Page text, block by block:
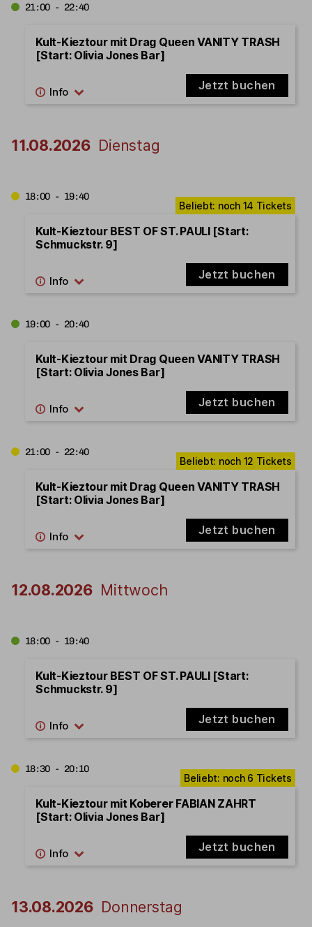
21:00 - 22:40
Kult-Kieztour mit Drag Queen VANITY TRASH
[Start: Olivia Jones Bar]
Jetzt buchen
11.08.2026 Dienstag
18:00 - 19:40
Kult-Kieztour BEST OF ST. PAULI [Start:
Schmuckstr. 9]
Jetzt buchen
19:00 - 20:40
Kult-Kieztour mit Drag Queen VANITY TRASH
[Start: Olivia Jones Bar]
Jetzt buchen
21:00 - 22:40
Kult-Kieztour mit Drag Queen VANITY TRASH
[Start: Olivia Jones Bar]
Jetzt buchen
12.08.2026 Mittwoch
18:00 - 19:40
Kult-Kieztour BEST OF ST. PAULI [Start:
Schmuckstr. 9]
Jetzt buchen
18:30 - 20:10
Kult-Kieztour mit Koberer FABIAN ZAHRT
[Start: Olivia Jones Bar]
Jetzt buchen
13.08.2026 Donnerstag